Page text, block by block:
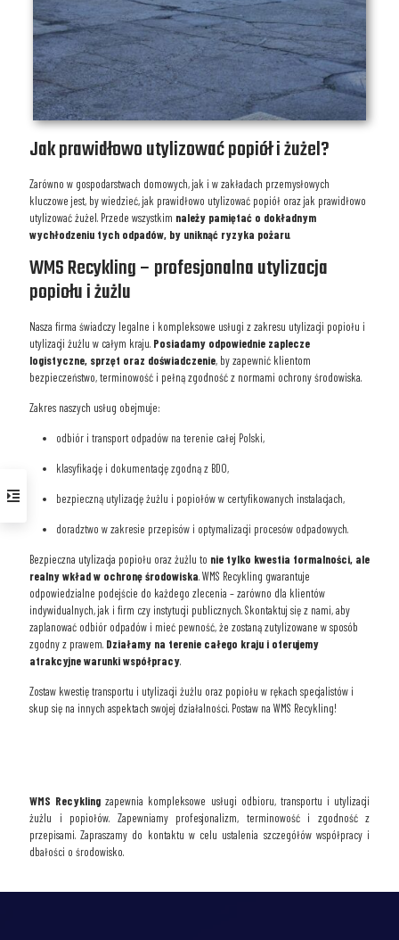
Jak prawidłowo utylizować popiół i żużel?
Zarówno w gospodarstwach domowych, jak i w zakładach przemysłowych
kluczowe jest, by wiedzieć, jak prawidłowo utylizować popiół oraz jak prawidłowo
utylizować żużel. Przede wszystkim należy pamiętać o dokładnym
wychłodzeniu tych odpadów, by uniknąć ryzyka pożaru.
WMS Recykling – profesjonalna utylizacja
popiołu i żużlu
Nasza firma świadczy legalne i kompleksowe usługi z zakresu utylizacji popiołu i
utylizacji żużlu w całym kraju. Posiadamy odpowiednie zaplecze
logistyczne, sprzęt oraz doświadczenie, by zapewnić klientom
bezpieczeństwo, terminowość i pełną zgodność z normami ochrony środowiska.
Zakres naszych usług obejmuje:
odbiór i transport odpadów na terenie całej Polski,
klasyfikację i dokumentację zgodną z BDO,
bezpieczną utylizację żużlu i popiołów w certyfikowanych instalacjach,
doradztwo w zakresie przepisów i optymalizacji procesów odpadowych.
Bezpieczna utylizacja popiołu oraz żużlu to nie tylko kwestia formalności, ale
realny wkład w ochronę środowiska. WMS Recykling gwarantuje
odpowiedzialne podejście do każdego zlecenia – zarówno dla klientów
indywidualnych, jak i firm czy instytucji publicznych. Skontaktuj się z nami, aby
zaplanować odbiór odpadów i mieć pewność, że zostaną zutylizowane w sposób
zgodny z prawem. Działamy na terenie całego kraju i oferujemy
atrakcyjne warunki współpracy.
Zostaw kwestię transportu i utylizacji żużlu oraz popiołu w rękach specjalistów i
skup się na innych aspektach swojej działalności. Postaw na WMS Recykling!
WMS Recykling zapewnia kompleksowe usługi odbioru, transportu i utylizacji
żużlu i popiołów. Zapewniamy profesjonalizm, terminowość i zgodność z
przepisami. Zapraszamy do kontaktu w celu ustalenia szczegółów współpracy i
dbałości o środowisko.